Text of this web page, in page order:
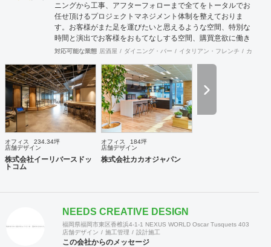
ニングから工事、アフターフォローまで全てをトータルでお
任せ頂けるプロジェクトマネジメント体制を整えておりま
す。お客様がまた足を運びたいと思えるような空間、特別な
時間と演出でお客様をおもてなしする空間、購買意欲に働き
かけるレイアウトとVMD、ブランド力を高める空間演出な
持っております。 ご希望されるイメージ、コストに関する不
安要素、 新規オープン、移転・改装に関するスケジュール、
ほか不明点など、まずはお気軽にお問い合わせください。
対応可能な業態 居酒屋 ダイニング・バー イタリアン・フレンチ カフェ
オフィス
234.34坪
店舗デザイン
株式会社イーリバースドッ
トコム
オフィス
184坪
店舗デザイン
株式会社カカオジャパン
NEEDS CREATIVE DESIGN
福岡県福岡市東区香椎浜4-1-1 NEXUS WORLD Oscar Tusquets 403
店舗デザイン
施工管理 設計施工
この会社からのメッセージ